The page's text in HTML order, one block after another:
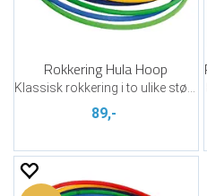
Rokkering Hula Hoop
89,-